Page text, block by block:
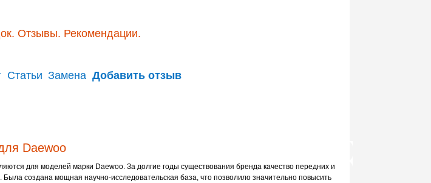
Отзывы. Рекомендации.
Статьи Замена Добавить отзыв
Daewoo
для моделей марки Daewoo. За долгие годы существования бренда качество передних и
создана мощная научно-исследовательская база, что позволило значительно повысить